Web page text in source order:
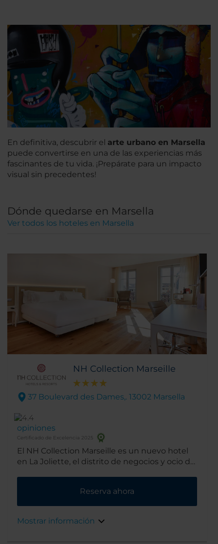
En definitiva, descubrir el arte urbano en Marsella
puede convertirse en una de las experiencias más
fascinantes de tu vida. ¡Prepárate para un impacto
visual sin precedentes!
Dónde quedarse en Marsella
Ver todos los hoteles en Marsella
NH Collection Marseille
37 Boulevard des Dames,. 13002 Marsella
opiniones
Certificado de Excelencia 2025
El NH Collection Marseille es un nuevo hotel
en La Joliette, el distrito de negocios y ocio de
ciudad, se encuentra muy cerca de
atracciones turísticas como el casco antiguo y
Reserva ahora
Mostrar información